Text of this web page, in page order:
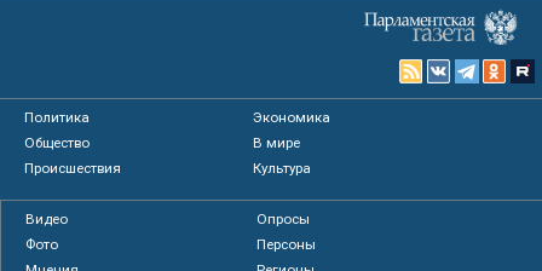
Политика
Экономика
Общество
В мире
Происшествия
Культура
Видео
Опросы
Фото
Персоны